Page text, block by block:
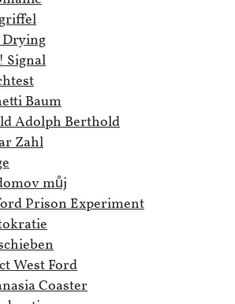
Signal
Baum
Adolph Berthold
Zahl
můj
Prison Experiment
West Ford
Coaster